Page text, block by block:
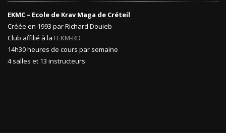
EKMC – Ecole de Krav Maga de Créteil
Créée en 1993 par Richard Douieb
Club affilié à la FEKM-RD
14h30 heures de cours par semaine
4 salles et 13 instructeurs